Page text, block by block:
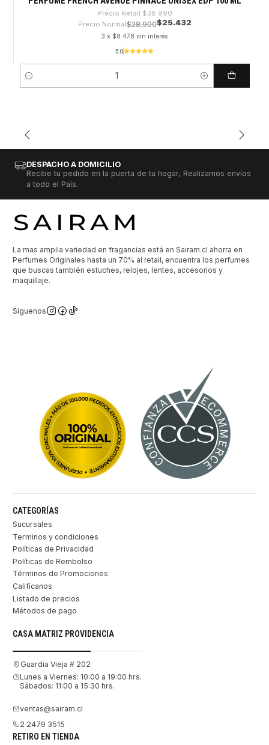
Precio Retail $38.990
Precio Normal$28.900$25.432
3 x $8.478 sin interés
5.0
Cantidad
DESPACHO A DOMICILIO
Recibe tu pedido en la puerta de tu hogar, Realizamos envíos
a todo el País.
La mas amplia variedad en fragancias está en Sairam.cl ahorra en
Perfumes Originales hasta un 70% al retail, encuentra los perfumes
que buscas también estuches, relojes, lentes, accesorios y
maquillaje.
Síguenos
CATEGORÍAS
Sucursales
Terminos y condiciones
Políticas de Privacidad
Políticas de Rembolso
Términos de Promociones
Califícanos
Listado de precios
Métodos de pago
CASA MATRIZ PROVIDENCIA
Guardia Vieja # 202
Lunes a Viernes: 10:00 a 19:00 hrs.
Sábados: 11:00 a 15:30 hrs.
ventas@sairam.cl
2 2479 3515
RETIRO EN TIENDA